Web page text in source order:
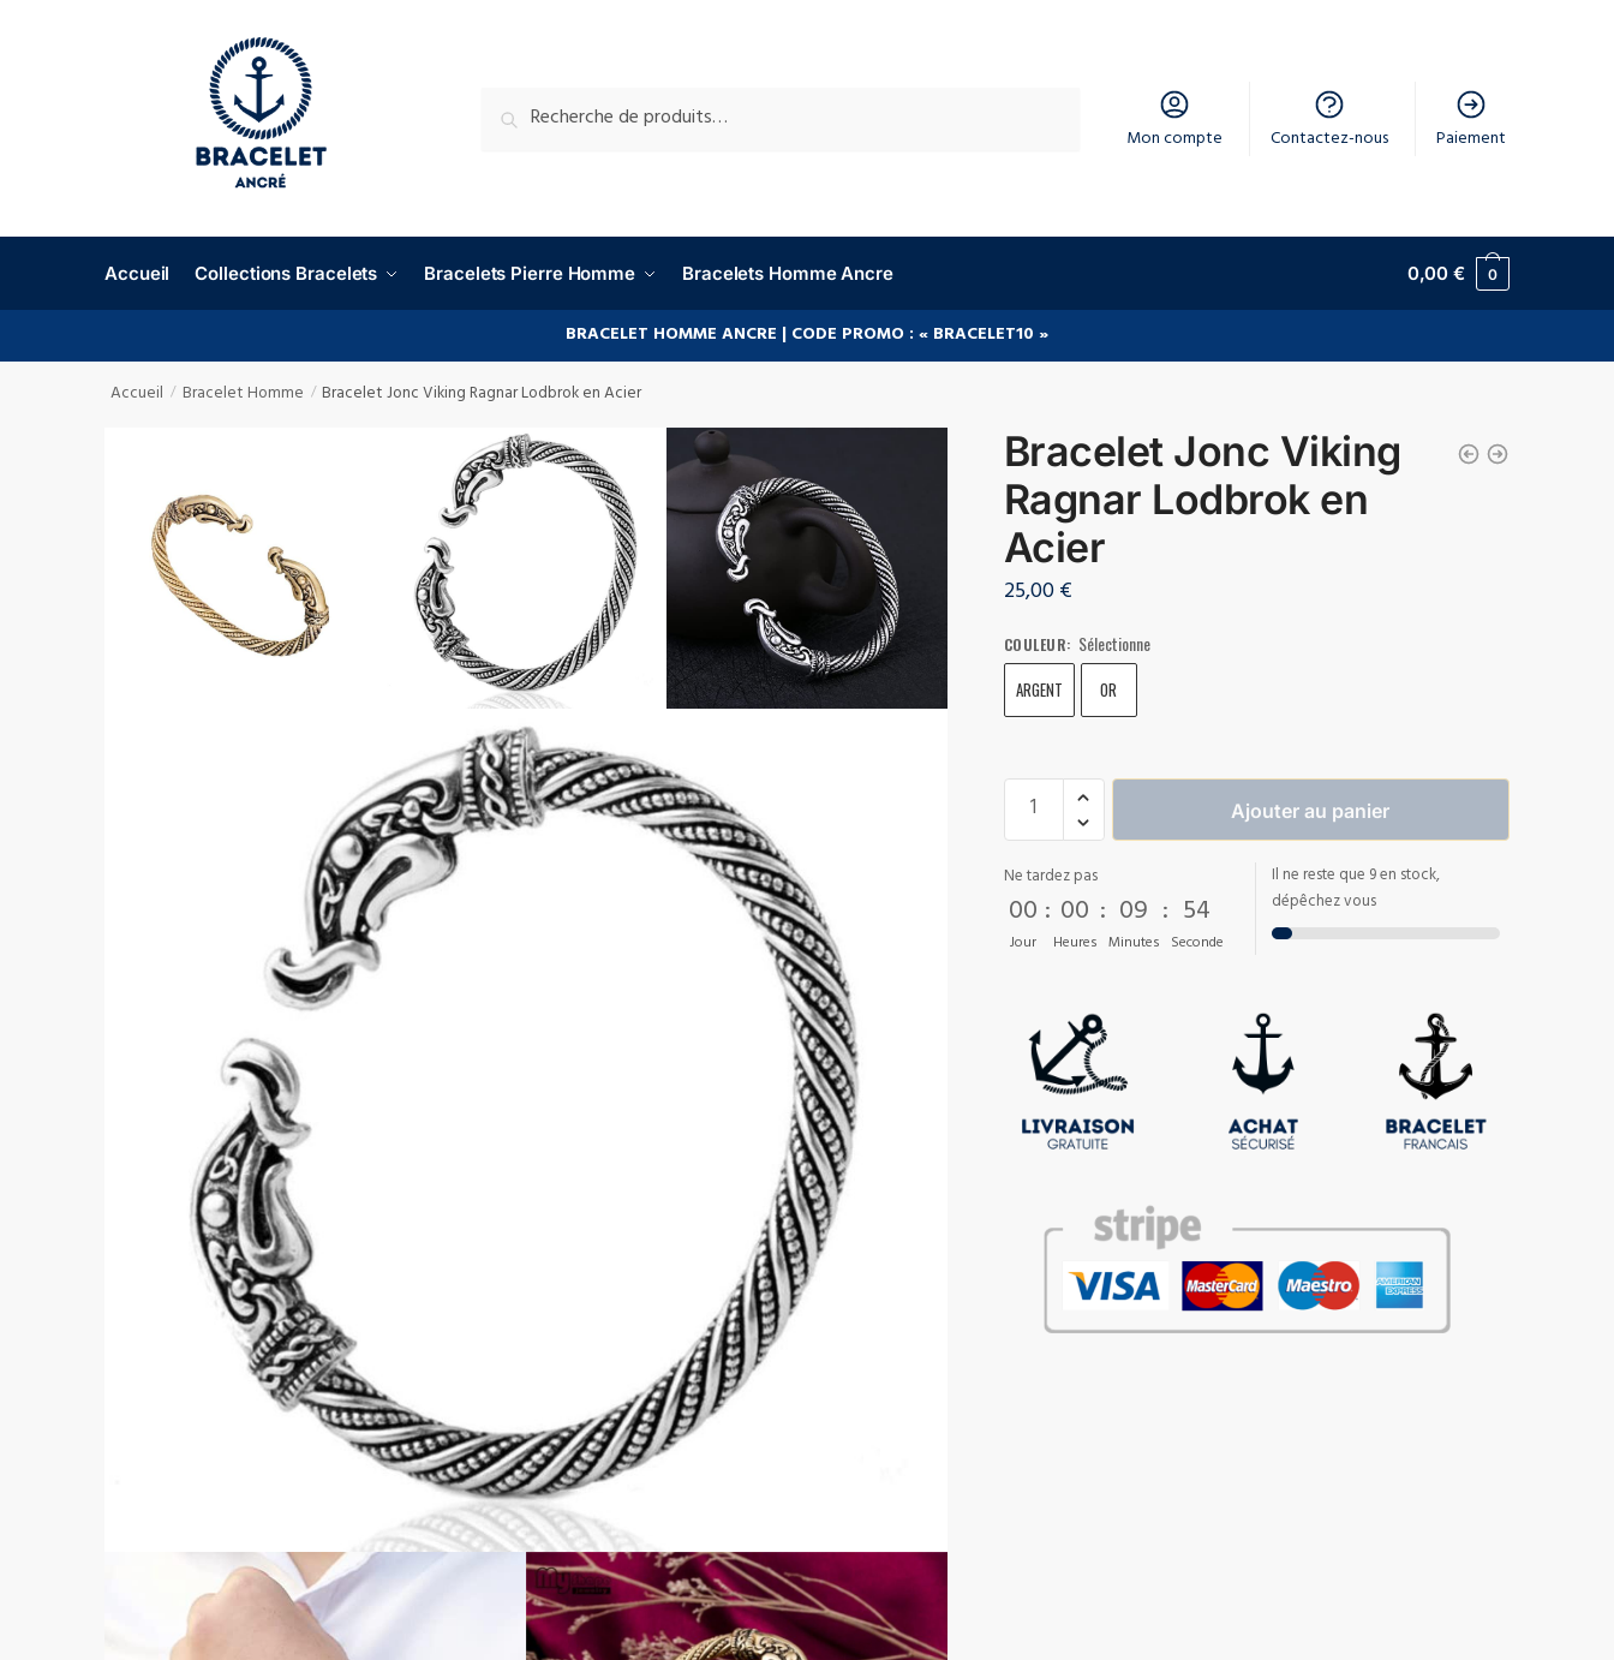
Mon compte Contactez-nous Paiement
Accueil Collections Bracelets Bracelets Pierre Homme Bracelets Homme Ancre 0,00€ 0
BRACELET HOMME ANCRE | CODE PROMO : « BRACELET10 »
Accueil / Bracelet Homme / Bracelet Jonc Viking Ragnar Lodbrok en Acier
Bracelet Jonc Viking
Ragnar Lodbrok en
Acier
25,00€
COULEUR: Sélectionne
ARGENT OR
Ajouter au panier
Ne tardez pas
00
Jour
: 00
Heures
: 09
Minutes
: 53
Seconde
Il ne reste que 9 en stock,
dépêchez vous